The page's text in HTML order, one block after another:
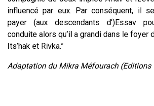
influencé par eux. Par conséquent, il
payer (aux descendants d’)Essav
conduite alors qu’il a grandi dans le foyer
Its’hak et Rivka.”
Adaptation du Mikra Méfourach (Editions